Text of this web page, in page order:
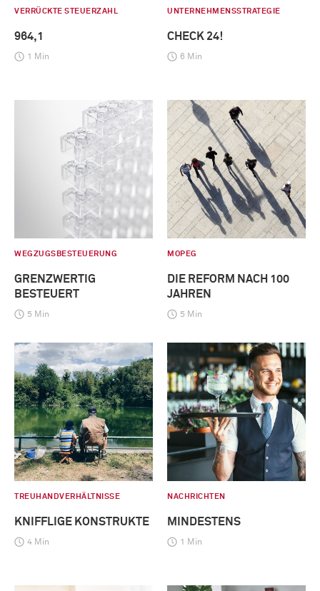
VERRÜCKTE STEUERZAHL
964,1
1 Min
UNTERNEHMENSSTRATEGIE
CHECK 24!
6 Min
WEGZUGSBESTEUERUNG
GRENZWERTIG
BESTEUERT
5 Min
MOPEG
DIE REFORM NACH 100
JAHREN
5 Min
TREUHANDVERHÄLTNISSE
KNIFFLIGE KONSTRUKTE
4 Min
NACHRICHTEN
MINDESTENS
1 Min